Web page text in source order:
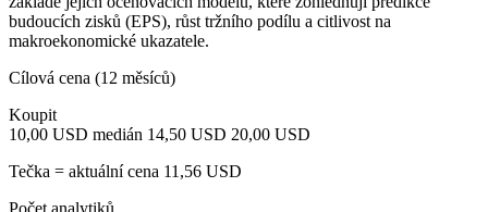
budoucích zisků (EPS), růst tržního podílu a citlivost na
makroekonomické ukazatele.
Cílová cena (12 měsíců)
Koupit
10,00 USD medián 14,50 USD 20,00 USD
Tečka = aktuální cena 11,56 USD
Počet analytiků